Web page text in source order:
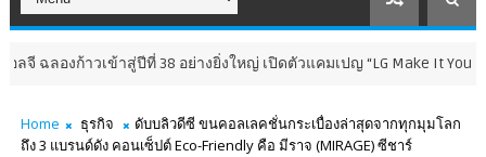
าสู่ปีที่ 38 อย่างยิ่งใหญ่ เปิดตัวแคมเปญ “LG Make It Yours. Make It
Home ธุรกิจ
ดับบลิวดีซี ขนคอลเลคชั่นกระเบื่องล่าสุดจากทุกมุมโลก
ถึง 3 แบรนด์ดัง คอนเซ็ปต์ Eco-Friendly คือ มีราจ (MIRAGE) ซีชาร์